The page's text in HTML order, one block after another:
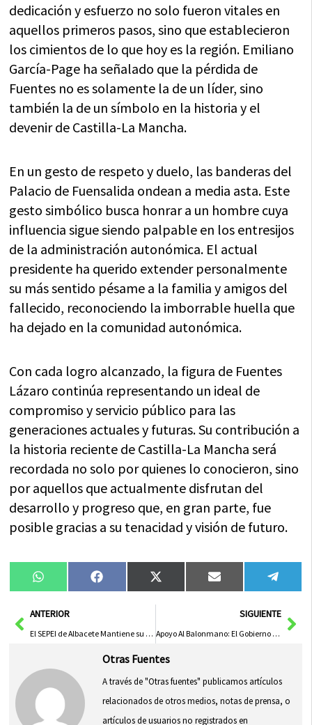
dedicación y esfuerzo no solo fueron vitales en
aquellos primeros pasos, sino que establecieron
los cimientos de lo que hoy es la región. Emiliano
García-Page ha señalado que la pérdida de
Fuentes no es solamente la de un líder, sino
también la de un símbolo en la historia y el
devenir de Castilla-La Mancha.
En un gesto de respeto y duelo, las banderas del
Palacio de Fuensalida ondean a media asta. Este
gesto simbólico busca honrar a un hombre cuya
influencia sigue siendo palpable en los entresijos
de la administración autonómica. El actual
presidente ha querido extender personalmente
su más sentido pésame a la familia y amigos del
fallecido, reconociendo la imborrable huella que
ha dejado en la comunidad autonómica.
Con cada logro alcanzado, la figura de Fuentes
Lázaro continúa representando un ideal de
compromiso y servicio público para las
generaciones actuales y futuras. Su contribución a
la historia reciente de Castilla-La Mancha será
recordada no solo por quienes lo conocieron, sino
por aquellos que actualmente disfrutan del
desarrollo y progreso que, en gran parte, fue
posible gracias a su tenacidad y visión de futuro.
Compartir
en
WhatsAppCompartir
en
FacebookCompartir
en
X
(Twitter)
Compartir
en
Email
en
AntANTERIOR
El SEPEI de Albacete Mantiene su Compromiso Ante el Constante Desafío de las Borrascas en la Provincia
SIGUIENTE
Apoyo Al Balonmano: El Gobierno De Castilla-La Mancha Destina Más De 600.000 Euros A Clubes Esta Temporada
Otras Fuentes
A través de "Otras fuentes" publicamos artículos
relacionados de otros medios, notas de prensa, o
artículos de usuarios no registrados en